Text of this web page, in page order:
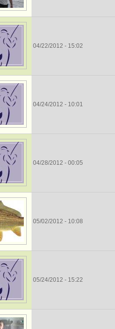
04/22/2012 - 15:02
04/24/2012 - 10:01
04/28/2012 - 00:05
05/02/2012 - 10:08
05/24/2012 - 15:22